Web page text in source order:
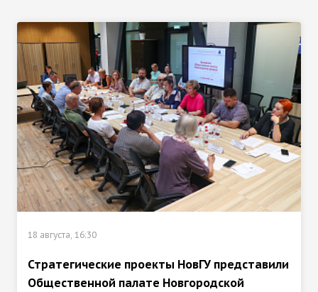
18 августа, 16:30
Стратегические проекты НовГУ представили
Общественной палате Новгородской